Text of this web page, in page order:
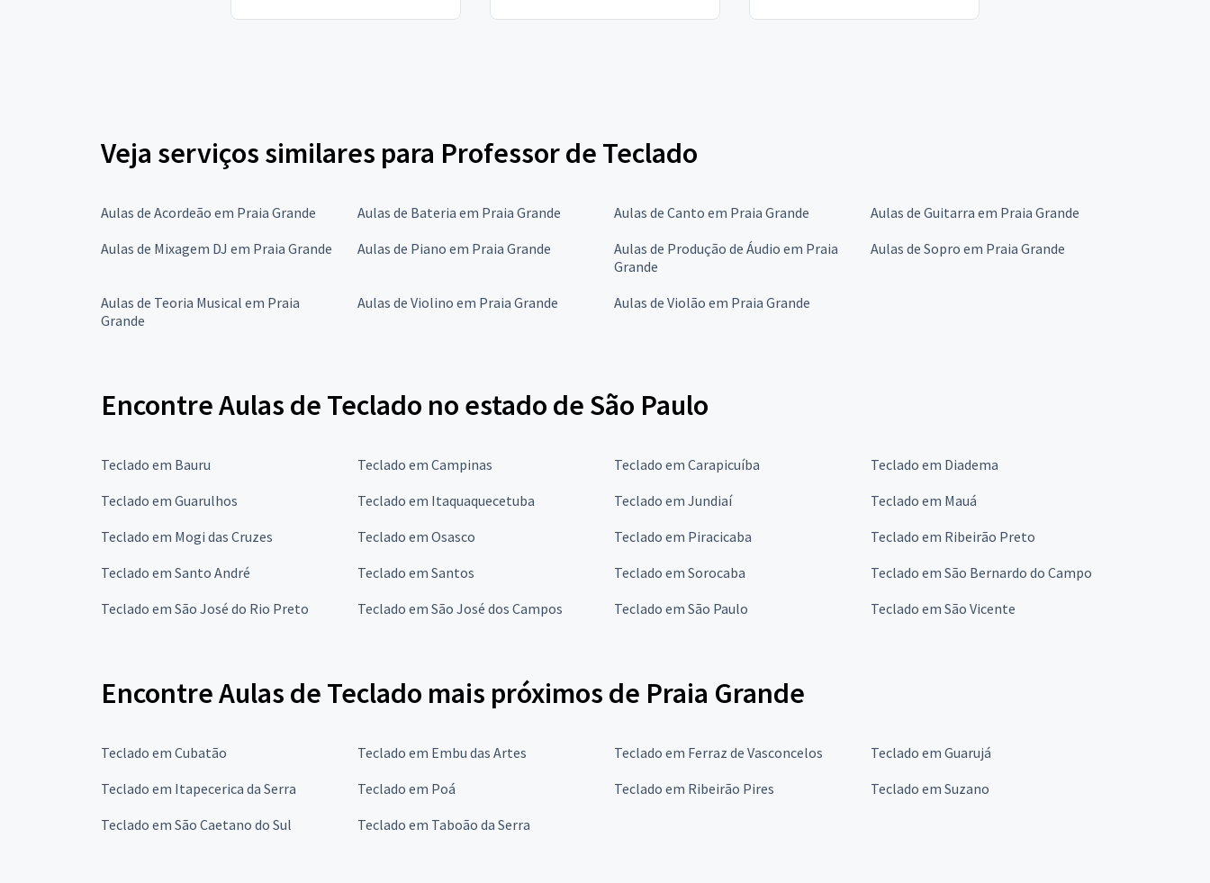
Veja serviços similares para Professor de Teclado
Aulas de Acordeão em Praia Grande Aulas de Bateria em Praia Grande Aulas de Canto em Praia Grande
Aulas de Guitarra em Praia Grande
Aulas de Mixagem DJ em Praia Grande
Aulas de Piano em Praia Grande
Aulas de Produção de Áudio em Praia
Grande
Aulas de Sopro em Praia Grande
Aulas de Teoria Musical em Praia
Grande
Aulas de Violino em Praia Grande Aulas de Violão em Praia Grande
Encontre Aulas de Teclado no estado de São Paulo
Teclado em Bauru Teclado em Campinas Teclado em Carapicuíba
Teclado em Diadema
Teclado em Guarulhos
Teclado em Itaquaquecetuba Teclado em Jundiaí
Teclado em Mauá
Teclado em Mogi das Cruzes
Teclado em Osasco Teclado em Piracicaba
Teclado em Ribeirão Preto
Teclado em Santo André
Teclado em Santos Teclado em Sorocaba
Teclado em São Bernardo do Campo
Teclado em São José do Rio Preto
Teclado em São José dos Campos Teclado em São Paulo Teclado em São Vicente
Encontre Aulas de Teclado mais próximos de Praia Grande
Teclado em Cubatão Teclado em Embu das Artes Teclado em Ferraz de Vasconcelos
Teclado em Guarujá
Teclado em Itapecerica da Serra
Teclado em Poá Teclado em Ribeirão Pires
Teclado em Suzano
Teclado em São Caetano do Sul
Teclado em Taboão da Serra